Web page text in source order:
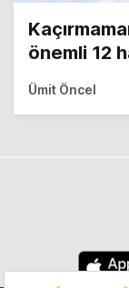
önemli 12
Ümit Öncel